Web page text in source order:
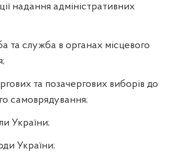
надання адміністративних
та служба в органах місцевого
та позачергових виборів до
самоврядування;
України;
України;